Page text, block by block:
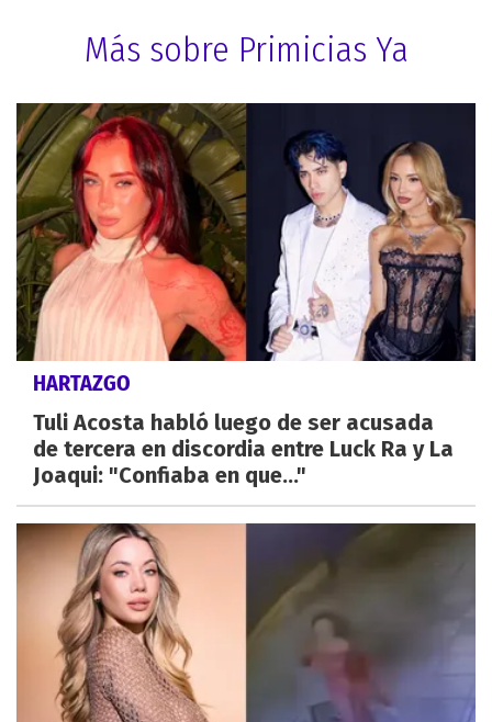
Más sobre Primicias Ya
HARTAZGO
Tuli Acosta habló luego de ser acusada
de tercera en discordia entre Luck Ra y La
Joaqui: "Confiaba en que..."